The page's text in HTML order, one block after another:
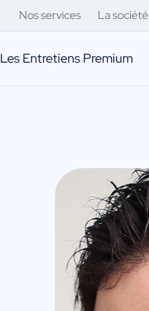
Nos services La société
Les Entretiens Premium